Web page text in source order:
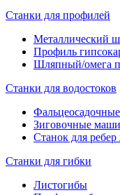
Станки для профилей
Металлический
Профиль
Шляпный/омега
Станки для водостоков
Зиговочные
Станок для ребер
Станки для гибки
Листогибы